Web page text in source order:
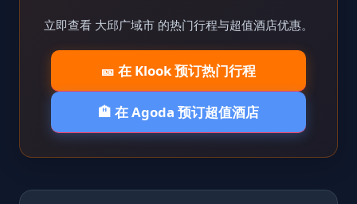
立即查看 大邱广域市 的热门行程与超值酒店优惠。
🎫 在 Klook 预订热门行程
🏨 在 Agoda 预订超值酒店